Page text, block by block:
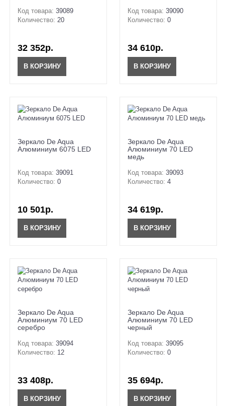
Код товара: 39089
Количество: 20
32 352р.
В КОРЗИНУ
Код товара: 39090
Количество: 0
34 610р.
В КОРЗИНУ
Зеркало De Aqua
Алюминиум 6075 LED
Код товара: 39091
Количество: 0
10 501р.
В КОРЗИНУ
Зеркало De Aqua
Алюминиум 70 LED
медь
Код товара: 39093
Количество: 4
34 619р.
В КОРЗИНУ
Зеркало De Aqua
Алюминиум 70 LED
серебро
Код товара: 39094
Количество: 12
33 408р.
В КОРЗИНУ
Зеркало De Aqua
Алюминиум 70 LED
черный
Код товара: 39095
Количество: 0
35 694р.
В КОРЗИНУ